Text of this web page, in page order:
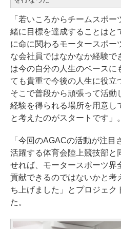
「若いころからチームスポ
緒に目標を達成することはと
に命に関わるモータースポー
な会社員ではなかなか経験で
は今の自分の人生のベースに
ても貴重で今後の人生に役立
そこで普段から頑張って活動
経験を得られる場所を用意し
と考えたのがスタートです」。
「今回のAGACの活動が注
活躍する体育会陸上競技部と
せれば、モータースポーツ界
貢献できるのではないかと考
ち上げました」とプロジェク
た。